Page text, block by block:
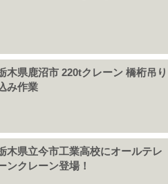
木県鹿沼市 220tクレーン 橋桁吊り
み作業
木県立今市工業高校にオールテレ
ンクレーン登場！